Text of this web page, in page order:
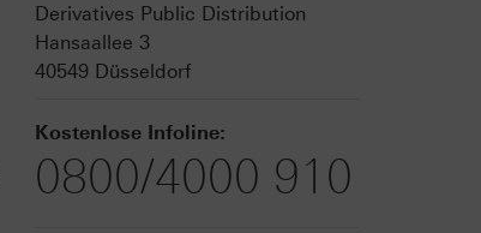
Derivatives Public Distribution
Hansaallee 3
40549 Düsseldorf
Kostenlose Infoline:
0800/4000 910